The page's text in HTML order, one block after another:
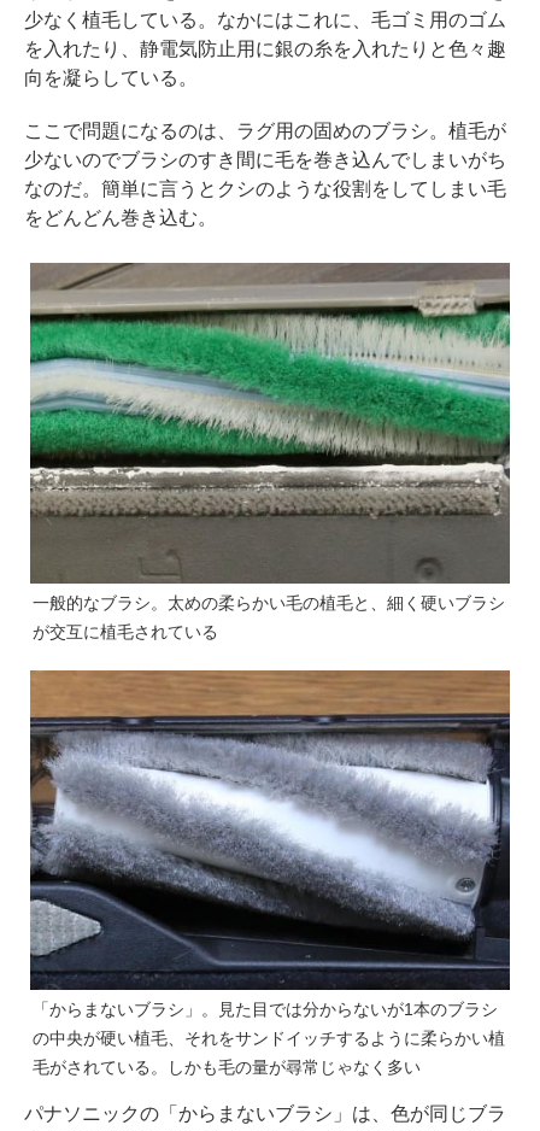
少なく植毛している。なかにはこれに、毛ゴミ用のゴム
を入れたり、静電気防止用に銀の糸を入れたりと色々趣
向を凝らしている。
ここで問題になるのは、ラグ用の固めのブラシ。植毛が
少ないのでブラシのすき間に毛を巻き込んでしまいがち
なのだ。簡単に言うとクシのような役割をしてしまい毛
をどんどん巻き込む。
一般的なブラシ。太めの柔らかい毛の植毛と、細く硬いブラシ
が交互に植毛されている
「からまないブラシ」。見た目では分からないが1本のブラシ
の中央が硬い植毛、それをサンドイッチするように柔らかい植
毛がされている。しかも毛の量が尋常じゃなく多い
パナソニックの「からまないブラシ」は、色が同じブラ